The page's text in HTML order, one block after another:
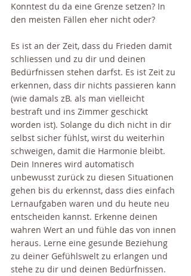
Konntest du da eine Grenze setzen? In
den meisten Fällen eher nicht oder?
Es ist an der Zeit, dass du Frieden damit
schliessen und zu dir und deinen
Bedürfnissen stehen darfst. Es ist Zeit zu
erkennen, dass dir nichts passieren kann
(wie damals zB. als man vielleicht
bestraft und ins Zimmer geschickt
worden ist). Solange du dich nicht in dir
selbst sicher fühlst, wirst du weiterhin
schweigen, damit die Harmonie bleibt.
Dein Inneres wird automatisch
unbewusst zurück zu diesen Situationen
gehen bis du erkennst, dass dies einfach
Lernaufgaben waren und du heute neu
entscheiden kannst. Erkenne deinen
wahren Wert an und fühle das von innen
heraus. Lerne eine gesunde Beziehung
zu deiner Gefühlswelt zu erlangen und
stehe zu dir und deinen Bedürfnissen.